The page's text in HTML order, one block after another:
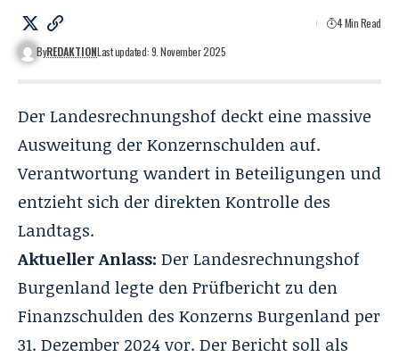
ByREDAKTIONLast updated: 9. November 2025
4 Min Read
Der Landesrechnungshof deckt eine massive
Ausweitung der Konzernschulden auf.
Verantwortung wandert in Beteiligungen und
entzieht sich der direkten Kontrolle des
Landtags.
Aktueller Anlass: Der Landesrechnungshof
Burgenland legte den Prüfbericht zu den
Finanzschulden des Konzerns Burgenland per
31. Dezember 2024 vor. Der Bericht soll als